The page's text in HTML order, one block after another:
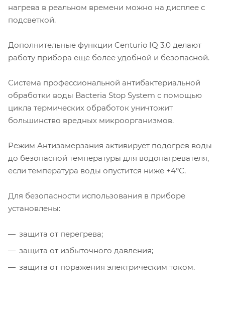
нагрева в реальном времени можно на дисплее с
подсветкой.
Дополнительные функции Centurio IQ 3.0 делают
работу прибора еще более удобной и безопасной.
Система профессиональной антибактериальной
обработки воды Bacteria Stop System с помощью
цикла термических обработок уничтожит
большинство вредных микроорганизмов.
Режим Антизамерзания активирует подогрев воды
до безопасной температуры для водонагревателя,
если температура воды опустится ниже +4°С.
Для безопасности использования в приборе
установлены:
защита от перегрева;
защита от избыточного давления;
защита от поражения электрическим током.